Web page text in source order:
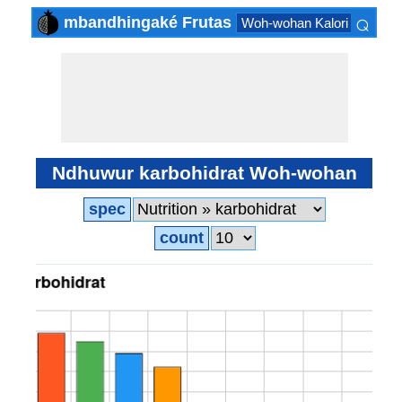
mbandhingaké Frutas Woh-wohan Kalori Low
⌕
Ndhuwur karbohidrat Woh-wohan
spec
count